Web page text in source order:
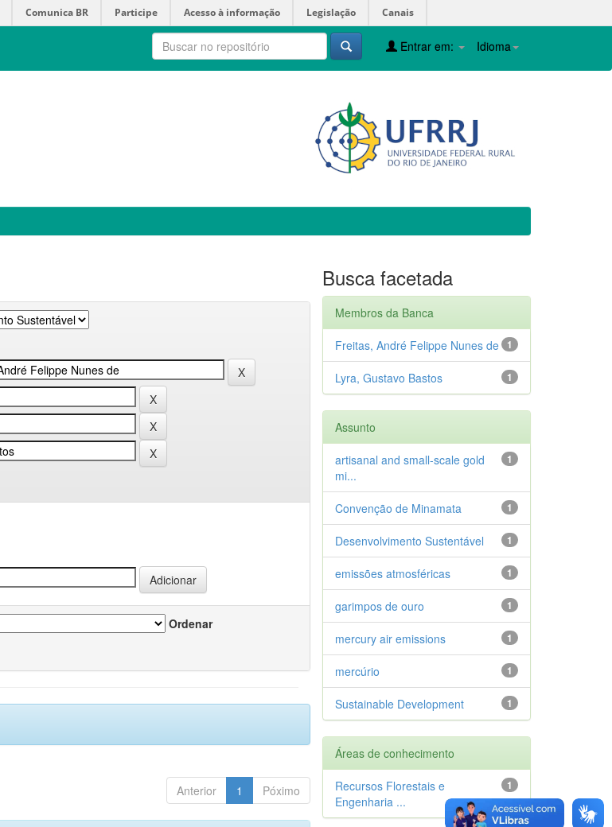
Comunica BR Participe Acesso à informação Legislação Canais
Idioma
Entrar em:
Ordenar
Anterior 1 Póximo
Busca facetada
Membros da Banca
1
Freitas, André Felippe Nunes de
1
Lyra, Gustavo Bastos
Assunto
1
artisanal and small-scale gold
mi...
1
Convenção de Minamata
1
Desenvolvimento Sustentável
1
emissões atmosféricas
1
garimpos de ouro
1
mercury air emissions
1
mercúrio
1
Sustainable Development
Áreas de conhecimento
1
Recursos Florestais e
Engenharia ...